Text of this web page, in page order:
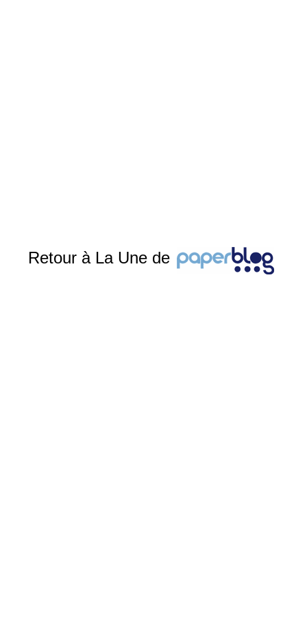
Retour à La Une de